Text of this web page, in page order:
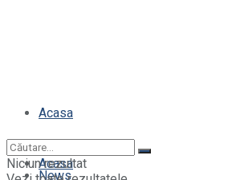
Acasa
News
Acasa
Niciun rezultat